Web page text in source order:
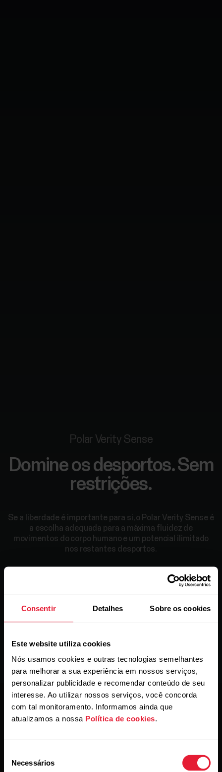
Consentir Detalhes Sobre os cookies
Este website utiliza cookies
Nós usamos cookies e outras tecnologias semelhantes
para melhorar a sua experiência em nossos serviços,
personalizar publicidade e recomendar conteúdo de seu
interesse. Ao utilizar nossos serviços, você concorda
com tal monitoramento. Informamos ainda que
atualizamos a nossa Política de cookies.
Necessários
Polar Verity Sense
Domine os desportos. Sem
restrições.
Se a liberdade é importante para si, o Polar Verity Sense é
a escolha adequada para a máxima fluidez de
movimentos do corpo humano e um potencial ilimitado
nos restantes desportos.
Pressione o botão para ligar, escolha o seu modo de treino
e use onde for mais confortável. Agora, pode começar a